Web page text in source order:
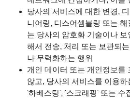
당사의 서비스에 대한 변경,
니어링, 디스어셈블링 또는
는 당사의 암호화 기술이나 보
해서 전송, 처리 또는 보관되
나 무력화하는 행위
개인 데이터 또는 개인정보를
않고, 당사의 서비스를 이용
'하베스팅', '스크래핑' 또는 수